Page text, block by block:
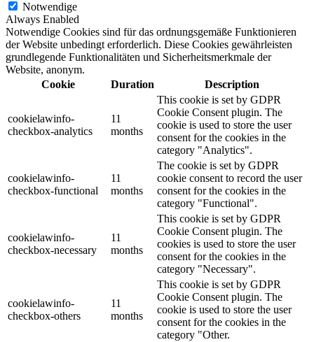
Notwendige
Always Enabled
Notwendige Cookies sind für das ordnungsgemäße Funktionieren
der Website unbedingt erforderlich. Diese Cookies gewährleisten
grundlegende Funktionalitäten und Sicherheitsmerkmale der
Website, anonym.
Cookie
Duration Description
cookielawinfo-
checkbox-analytics
11
months
This cookie is set by GDPR
Cookie Consent plugin. The
cookie is used to store the user
consent for the cookies in the
category "Analytics".
cookielawinfo-
checkbox-functional
11
months
The cookie is set by GDPR
cookie consent to record the user
consent for the cookies in the
category "Functional".
cookielawinfo-
checkbox-necessary
11
months
This cookie is set by GDPR
Cookie Consent plugin. The
cookies is used to store the user
consent for the cookies in the
category "Necessary".
cookielawinfo-
checkbox-others
11
months
This cookie is set by GDPR
Cookie Consent plugin. The
cookie is used to store the user
consent for the cookies in the
category "Other.